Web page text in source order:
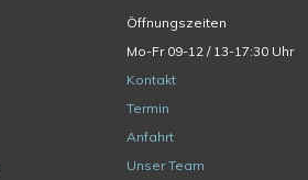
Öffnungszeiten
Mo-Fr 09-12 / 13-17:30 Uhr
Kontakt
Termin
Anfahrt
Unser Team